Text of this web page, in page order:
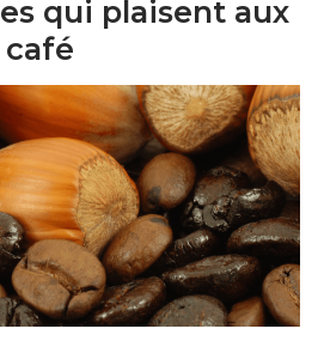
qui plaisent aux